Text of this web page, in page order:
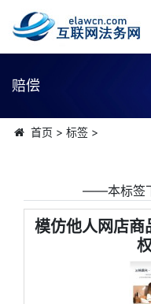
赔偿
首页 > 标签>
――本标签
模仿他人网店商